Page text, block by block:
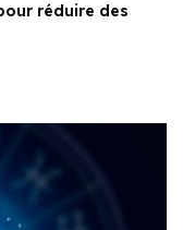
réduire des